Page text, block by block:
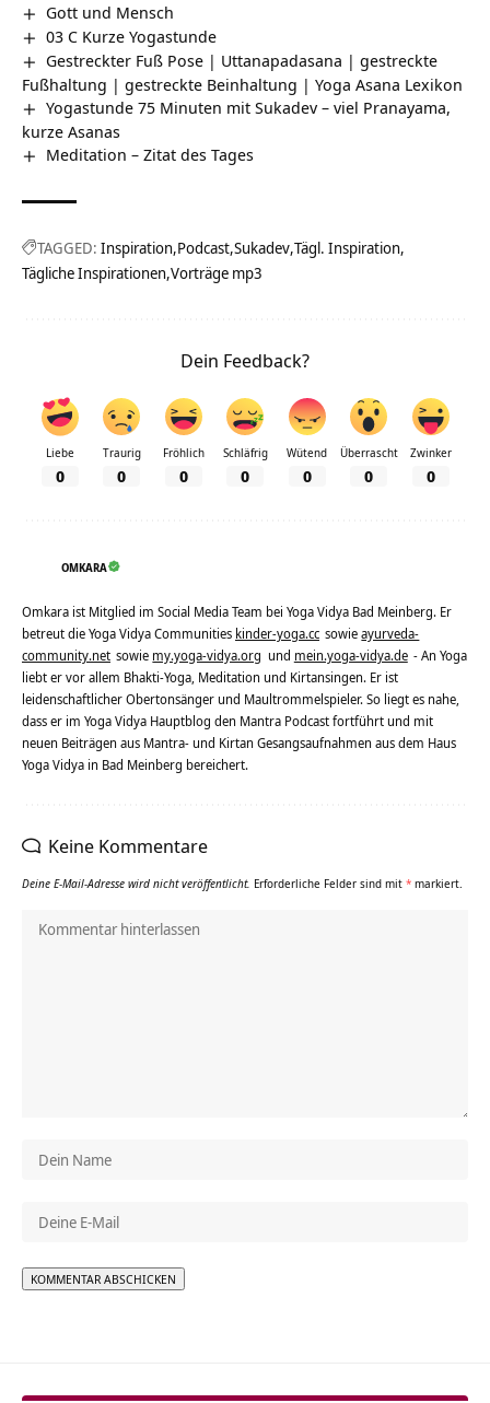
Gott und Mensch
03 C Kurze Yogastunde
Gestreckter Fuß Pose | Uttanapadasana | gestreckte
Fußhaltung | gestreckte Beinhaltung | Yoga Asana Lexikon
Yogastunde 75 Minuten mit Sukadev – viel Pranayama,
kurze Asanas
Meditation – Zitat des Tages
TAGGED: Inspiration Podcast Sukadev Tägl. Inspiration
Tägliche Inspirationen Vorträge mp3
Dein Feedback?
Liebe
0
Traurig
0
Fröhlich
0
Schläfrig
0
Wütend
0
Überrascht
0
Zwinker
0
OMKARA
Omkara ist Mitglied im Social Media Team bei Yoga Vidya Bad Meinberg. Er
betreut die Yoga Vidya Communities kinder-yoga.cc sowieayurveda-
community.net sowie my.yoga-vidya.org und mein.yoga-vidya.de - An Yoga
liebt er vor allem Bhakti-Yoga, Meditation und Kirtansingen. Er ist
leidenschaftlicher Obertonsänger und Maultrommelspieler. So liegt es nahe,
dass er im Yoga Vidya Hauptblog den Mantra Podcast fortführt und mit
neuen Beiträgen aus Mantra- und Kirtan Gesangsaufnahmen aus dem Haus
Yoga Vidya in Bad Meinberg bereichert.
Keine Kommentare
Deine E-Mail-Adresse wird nicht veröffentlicht. Erforderliche Felder sind mit * markiert.